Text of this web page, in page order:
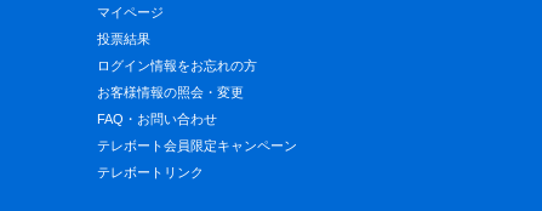
マイページ
投票結果
ログイン情報をお忘れの方
お客様情報の照会・変更
FAQ・お問い合わせ
テレボート会員限定キャンペーン
テレボートリンク